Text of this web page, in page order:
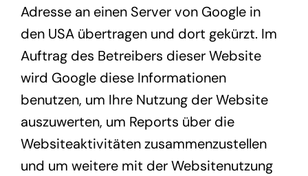
Adresse an einen Server von Google in
den USA übertragen und dort gekürzt. Im
Auftrag des Betreibers dieser Website
wird Google diese Informationen
benutzen, um Ihre Nutzung der Website
auszuwerten, um Reports über die
Websiteaktivitäten zusammenzustellen
und um weitere mit der Websitenutzung